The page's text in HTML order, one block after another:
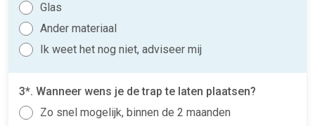
Glas
Ander materiaal
Ik weet het nog niet, adviseer mij
3*. Wanneer wens je de trap te laten plaatsen?
Zo snel mogelijk, binnen de 2 maanden